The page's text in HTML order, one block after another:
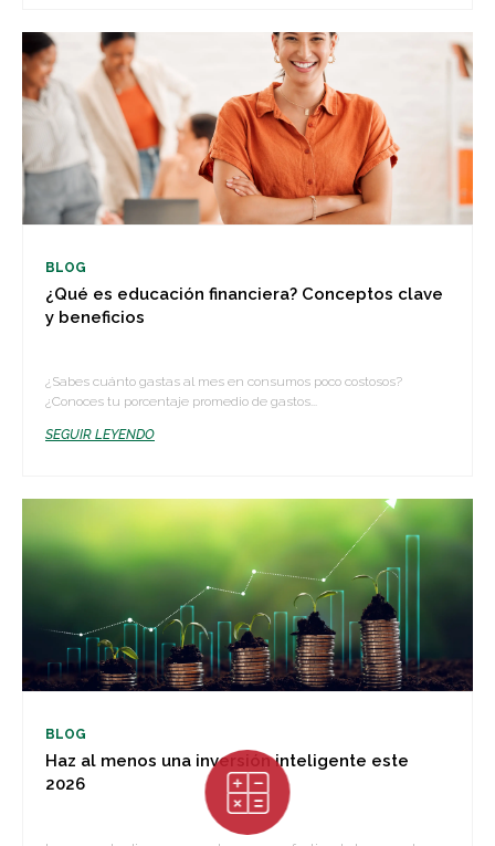
BLOG
¿Qué es educación financiera? Conceptos clave
y beneficios
¿Sabes cuánto gastas al mes en consumos poco costosos?
¿Conoces tu porcentaje promedio de gastos...
SEGUIR LEYENDO
BLOG
Haz al menos una inversión inteligente este
2026